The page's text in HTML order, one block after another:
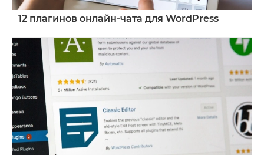
12 плагинов онлайн‑чата для WordPress